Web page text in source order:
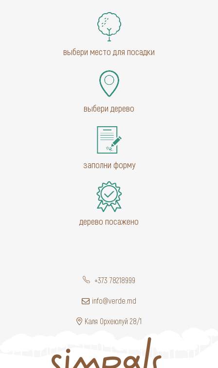
выбери место для посадки
выбери дерево
заполни форму
дерево посажено
+373 78218999
info@verde.md
Каля Орхеюлуй 28/1